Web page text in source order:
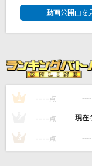
Two(Shota
宿命
Official髭男dism
DAM★
動画公開曲を
1 ---- 点 ----
---- 点 ----
3 ---- 点 ----